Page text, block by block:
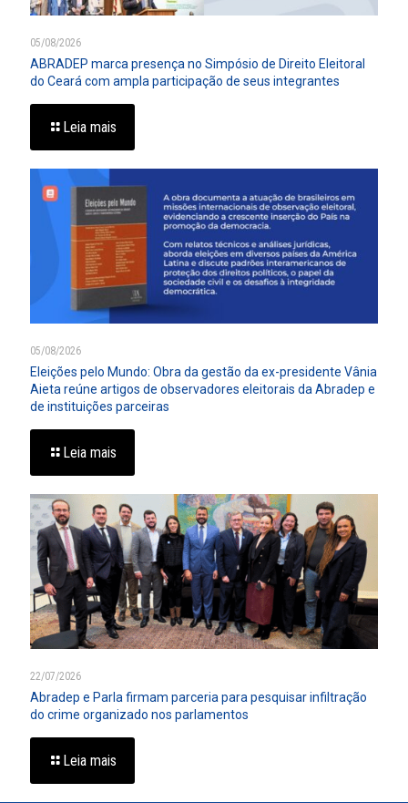
05/08/2026
ABRADEP marca presença no Simpósio de Direito Eleitoral
do Ceará com ampla participação de seus integrantes
Leia mais
05/08/2026
Eleições pelo Mundo: Obra da gestão da ex-presidente Vânia
Aieta reúne artigos de observadores eleitorais da Abradep e
de instituições parceiras
Leia mais
22/07/2026
Abradep e Parla firmam parceria para pesquisar infiltração
do crime organizado nos parlamentos
Leia mais